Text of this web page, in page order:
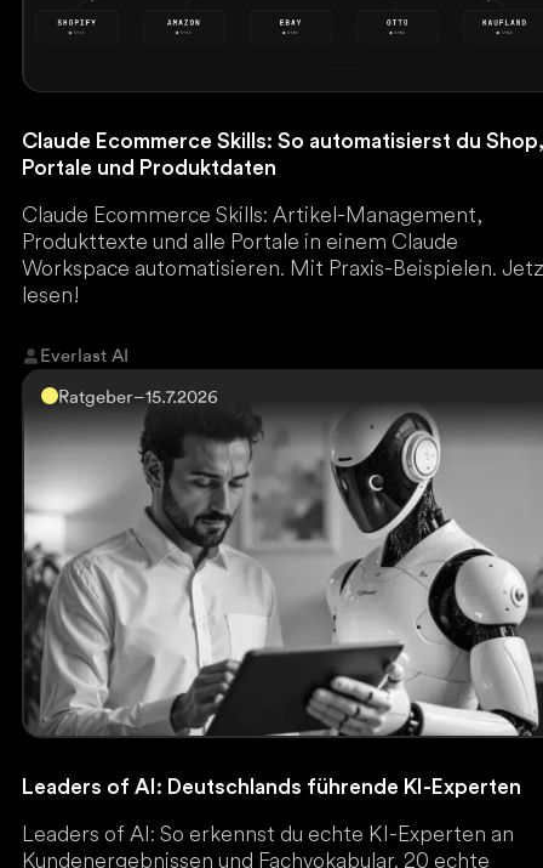
Claude Ecommerce Skills: So automatisierst du
Portale und Produktdaten
Claude Ecommerce Skills: Artikel-Management,
Produkttexte und alle Portale in einem Claude
Workspace automatisieren. Mit Praxis-Beispielen.
lesen!
Everlast AI
Ratgeber–15.7.2026
Leaders of AI: Deutschlands führende KI-Experten
Leaders of AI: So erkennst du echte KI-Experten an
Kundenergebnissen und Fachvokabular. 20 echte